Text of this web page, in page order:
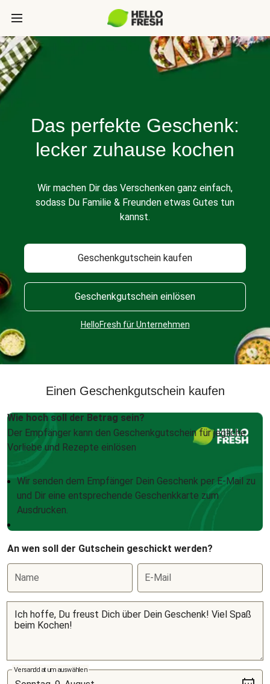
Das perfekte Geschenk:
lecker zuhause kochen
Wir machen Dir das Verschenken ganz einfach,
sodass Du Familie & Freunden etwas Gutes tun
kannst.
Geschenkgutschein kaufen
Geschenkgutschein einlösen
HelloFresh für Unternehmen
Einen Geschenkgutschein kaufen
Wie hoch soll der Betrag sein?
Der Empfänger kann den Geschenkgutschein für jegliche
Vorliebe und Rezepte einlösen
Wir senden dem Empfänger Dein Geschenk per E-Mail zu
und Dir eine entsprechende Geschenkkarte zum
Ausdrucken.
An wen soll der Gutschein geschickt werden?
Name E-Mail
Versanddatum auswählen